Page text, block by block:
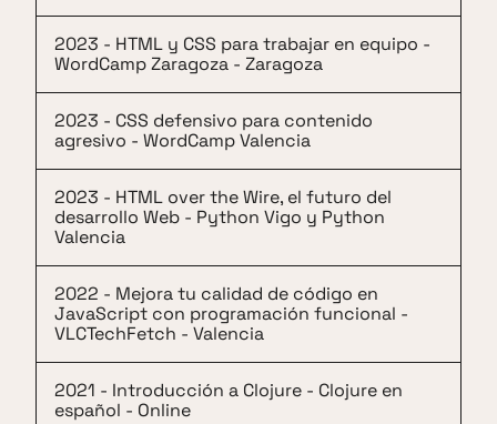
2023 - HTML y CSS para trabajar en equipo -
WordCamp Zaragoza - Zaragoza
2023 - CSS defensivo para contenido
agresivo - WordCamp Valencia
2023 - HTML over the Wire, el futuro del
desarrollo Web - Python Vigo y Python
Valencia
2022 - Mejora tu calidad de código en
JavaScript con programación funcional -
VLCTechFetch - Valencia
2021 - Introducción a Clojure - Clojure en
español - Online